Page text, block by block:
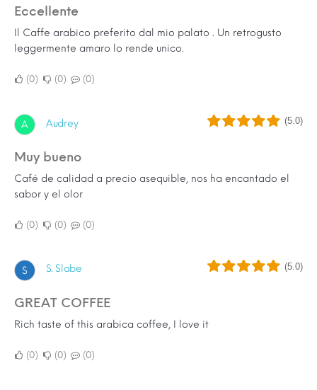
Eccellente
Il Caffe arabico preferito dal mio palato . Un retrogusto
leggermente amaro lo rende unico.
0 0 0
A Audrey (5.0)
Muy bueno
Café de calidad a precio asequible, nos ha encantado el
sabor y el olor
0 0 0
S S. Slabe (5.0)
GREAT COFFEE
Rich taste of this arabica coffee, I love it
0 0 0